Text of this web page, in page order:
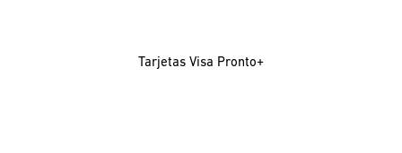
Tarjetas Visa Pronto+